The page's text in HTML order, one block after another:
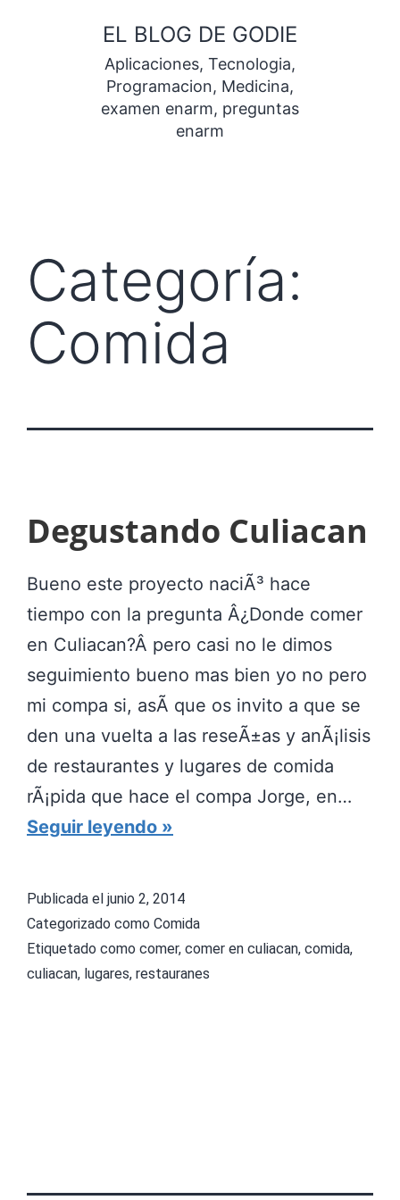
contenido
EL BLOG DE GODIE
Aplicaciones, Tecnologia,
Programacion, Medicina,
examen enarm, preguntas
enarm
Categoría:
Comida
Degustando Culiacan
Bueno este proyecto naciÃ³ hace
tiempo con la pregunta Â¿Donde comer
en Culiacan?Â pero casi no le dimos
seguimiento bueno mas bien yo no pero
mi compa si, asÃ­ que os invito a que se
den una vuelta a las reseÃ±as y anÃ¡lisis
de restaurantes y lugares de comida
rÃ¡pida que hace el compa Jorge, en…
Seguir leyendo D
u
s
t
l
Publicada el junio 2, 2014
Categorizado como Comida
Etiquetado como comer, comer en culiacan, comida,
culiacan, lugares, restauranes